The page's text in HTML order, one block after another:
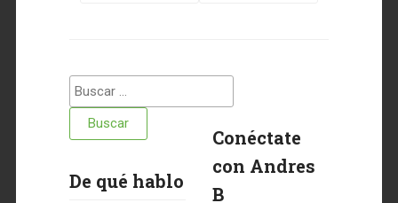
Buscar:
De qué hablo
Conéctate
con Andres
B